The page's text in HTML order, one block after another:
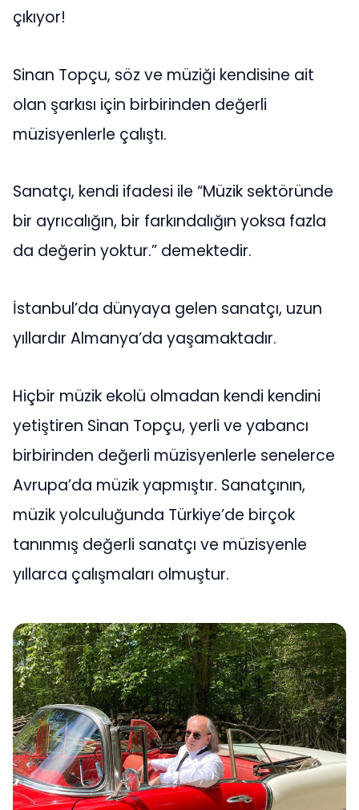
çıkıyor!
Sinan Topçu, söz ve müziği kendisine ait
olan şarkısı için birbirinden değerli
müzisyenlerle çalıştı.
Sanatçı, kendi ifadesi ile “Müzik sektöründe
bir ayrıcalığın, bir farkındalığın yoksa fazla
da değerin yoktur.” demektedir.
İstanbul’da dünyaya gelen sanatçı, uzun
yıllardır Almanya’da yaşamaktadır.
Hiçbir müzik ekolü olmadan kendi kendini
yetiştiren Sinan Topçu, yerli ve yabancı
birbirinden değerli müzisyenlerle senelerce
Avrupa’da müzik yapmıştır. Sanatçının,
müzik yolculuğunda Türkiye’de birçok
tanınmış değerli sanatçı ve müzisyenle
yıllarca çalışmaları olmuştur.